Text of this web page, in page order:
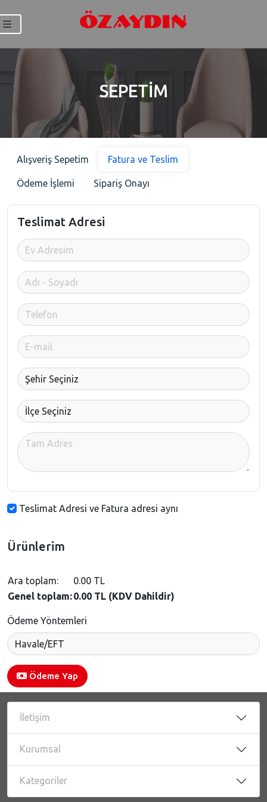
SEPETİM
Alışveriş Sepetim Fatura ve Teslim
Ödeme İşlemi Sipariş Onayı
Teslimat Adresi
Teslimat Adresi ve Fatura adresi aynı
Ürünlerim
Ara toplam:
0.00 TL
Genel toplam:0.00 TL (KDV Dahildir)
Ödeme Yöntemleri
Ödeme Yap
İletişim
Kurumsal
Kategoriler